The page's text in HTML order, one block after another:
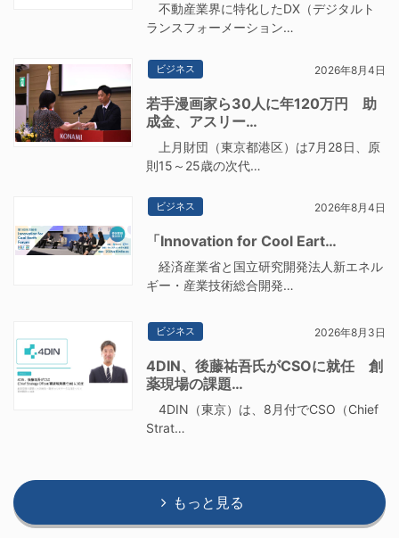
不動産業界に特化したDX（デジタルト
ランスフォーメーション…
ビジネス 2026年8月4日
若手漫画家ら30人に年120万円 助
成金、アスリー…
上月財団（東京都港区）は7月28日、原
則15～25歳の次代…
ビジネス 2026年8月4日
「Innovation for Cool Eart…
経済産業省と国立研究開発法人新エネル
ギー・産業技術総合開発…
ビジネス 2026年8月3日
4DIN、後藤祐吾氏がCSOに就任 創
薬現場の課題…
4DIN（東京）は、8月付でCSO（Chief
Strat…
もっと見る